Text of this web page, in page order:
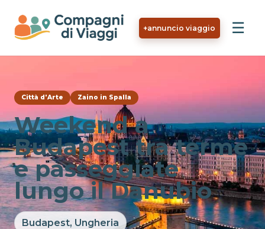
+annuncio viaggio ☰
Città d'Arte Zaino in Spalla
Weekend a
Budapest tra terme
e passeggiate
lungo il Danubio
Budapest, Ungheria